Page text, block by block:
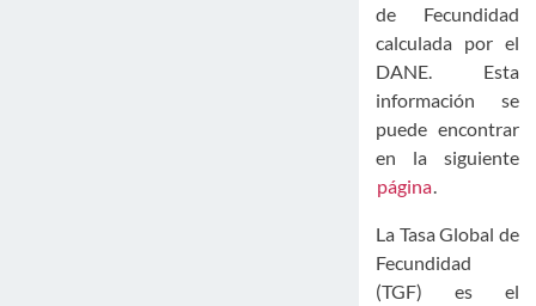
de Fecundidad
calculada por el
DANE. Esta
información se
puede encontrar
en la siguiente
página.
La Tasa Global de
Fecundidad
(TGF) es el